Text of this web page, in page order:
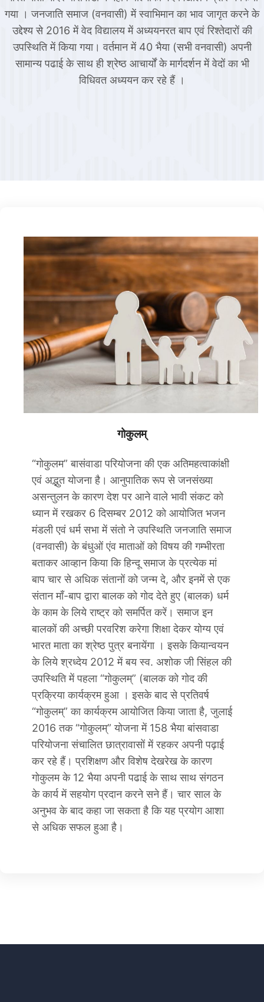
गया । जनजाति समाज (वनवासी) में स्वाभिमान का भाव जागृत करने के
उद्देश्य से 2016 में वेद विद्यालय में अध्ययनरत बाप एवं रिश्तेदारों की
उपस्थिति में किया गया। वर्तमान में 40 भैया (सभी वनवासी) अपनी
सामान्य पढाई के साथ ही श्रेष्ठ आचार्यों के मार्गदर्शन में वेदों का भी
विधिवत अध्ययन कर रहे हैं ।
गोकुलम्
“गोकुलम” बासंवाडा परियोजना की एक अतिमहत्वाकांक्षी
एवं अद्भुत योजना है। आनुपातिक रूप से जनसंख्या
असन्तुलन के कारण देश पर आने वाले भावी संकट को
ध्यान में रखकर 6 दिसम्बर 2012 को आयोजित भजन
मंडली एवं धर्म सभा में संतो ने उपस्थिति जनजाति समाज
(वनवासी) के बंधुओं एंव माताओं को विषय की गम्भीरता
बताकर आव्हान किया कि हिन्दू समाज के प्रत्येक मां
बाप चार से अधिक संतानों को जन्म दे, और इनमें से एक
संतान माँ-बाप द्वारा बालक को गोद देते हुए (बालक) धर्म
के काम के लिये राष्ट्र को समर्पित करें। समाज इन
बालकों की अच्छी परवरिश करेगा शिक्षा देकर योग्य एवं
भारत माता का श्रेष्ठ पुत्र बनायेंगा । इसके कियान्वयन
के लिये श्रध्देय 2012 में बय स्व. अशोक जी सिंहल की
उपस्थिति में पहला “गोकुलम्” (बालक को गोद की
प्रक्रिया कार्यक्रम हुआ । इसके बाद से प्रतिवर्ष
“गोकुलम्” का कार्यक्रम आयोजित किया जाता है, जुलाई
2016 तक “गोकुलम्” योजना में 158 भैया बांसवाडा
परियोजना संचालित छात्रावासों में रहकर अपनी पढ़ाई
कर रहे हैं। प्रशिक्षण और विशेष देखरेख के कारण
गोकुलम के 12 भैया अपनी पढाई के साथ साथ संगठन
के कार्य में सहयोग प्रदान करने सने हैं। चार साल के
अनुभव के बाद कहा जा सकता है कि यह प्रयोग आशा
से अधिक सफल हुआ है।